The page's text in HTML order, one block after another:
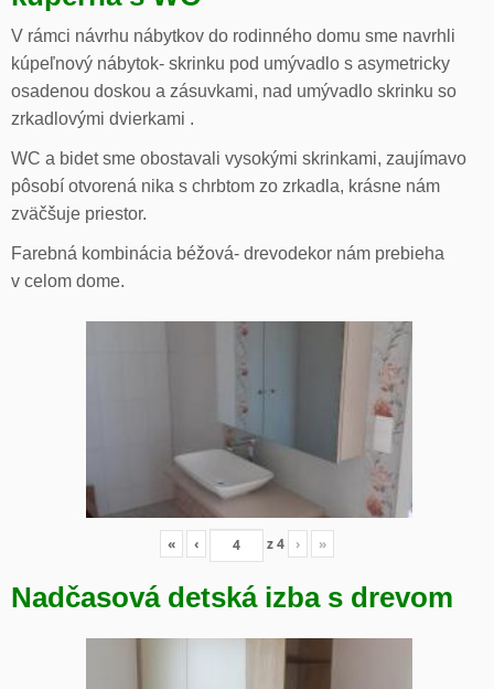
V rámci návrhu nábytkov do rodinného domu sme navrhli
kúpeľnový nábytok- skrinku pod umývadlo s asymetricky
osadenou doskou a zásuvkami, nad umývadlo skrinku so
zrkadlovými dvierkami .
WC a bidet sme obostavali vysokými skrinkami, zaujímavo
pôsobí otvorená nika s chrbtom zo zrkadla, krásne nám
zväčšuje priestor.
Farebná kombinácia béžová- drevodekor nám prebieha
v celom dome.
« ‹ z4 › »
Nadčasová detská izba s drevom